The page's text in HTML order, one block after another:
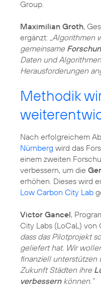
Group.
Maximilian Groth,
ergänzt: „Algorithmen
gemeinsame
Daten und
Herausforderungen
Methodik
Nach erfolgreichem
Nürnberg wird das
einem zweiten
verbessern, um die
erhöhen. Dieses wird
Low Carbon City Lab
Victor Gancel,
City Labs (LoCaL) von
dass das Pilotprojekt
geliefert hat. Wir
finanziell unterstützen
Zukunft Städten ihre
verbessernkönnen.“